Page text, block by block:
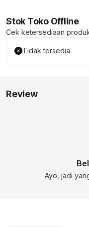
Stok Toko Offline
Cek ketersediaan
Tidak tersedia
Review
Ayo, jadi